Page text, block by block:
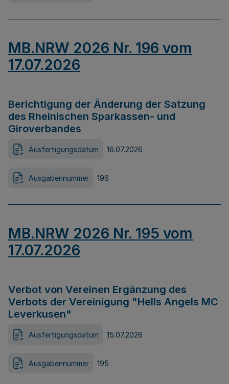
MB.NRW 2026 Nr. 196 vom
17.07.2026
Berichtigung der Änderung der Satzung
des Rheinischen Sparkassen- und
Giroverbandes
Ausfertigungsdatum 16.07.2026
Ausgabennummer 196
MB.NRW 2026 Nr. 195 vom
17.07.2026
Verbot von Vereinen Ergänzung des
Verbots der Vereinigung "Hells Angels MC
Leverkusen"
Ausfertigungsdatum 15.07.2026
Ausgabennummer 195